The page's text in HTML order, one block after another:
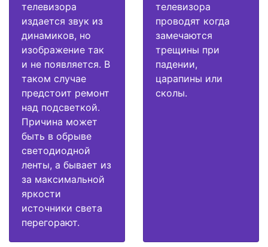
телевизора
издается звук из
динамиков, но
изображение так
и не появляется. В
таком случае
предстоит ремонт
над подсветкой.
Причина может
быть в обрыве
светодиодной
ленты, а бывает из
за максимальной
яркости
источники света
перегорают.
телевизора
проводят когда
замечаются
трещины при
падении,
царапины или
сколы.